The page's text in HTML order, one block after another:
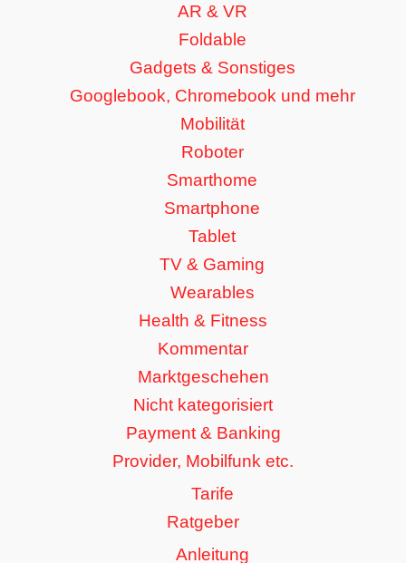
AR & VR
Foldable
Gadgets & Sonstiges
Googlebook, Chromebook und mehr
Mobilität
Roboter
Smarthome
Smartphone
Tablet
TV & Gaming
Wearables
Health & Fitness
Kommentar
Marktgeschehen
Nicht kategorisiert
Payment & Banking
Provider, Mobilfunk etc.
Tarife
Ratgeber
Anleitung